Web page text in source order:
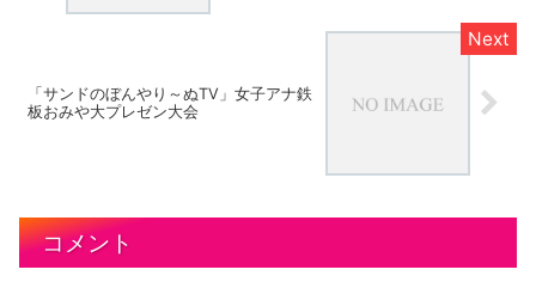
「サンドのぼんやり～ぬTV」女子アナ鉄
板おみや大プレゼン大会
コメント